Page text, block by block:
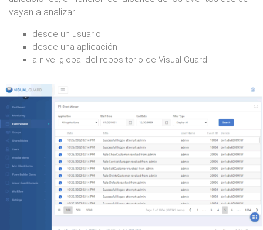
vayan a analizar:
desde un usuario
desde una aplicación
a nivel global del repositorio de Visual Guard